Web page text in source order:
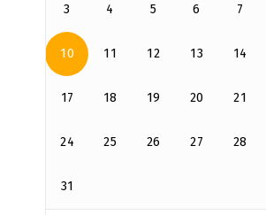
3 4 5 6 7
10 11 12 13 14
17 18 19 20 21
24 25 26 27 28
31